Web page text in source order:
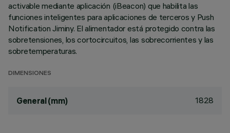
activable mediante aplicación (iBeacon) que habilita las
funciones inteligentes para aplicaciones de terceros y Push
Notification Jiminy. El alimentador está protegido contra las
sobretensiones, los cortocircuitos, las sobrecorrientes y las
sobretemperaturas.
DIMENSIONES
General (mm) 1828